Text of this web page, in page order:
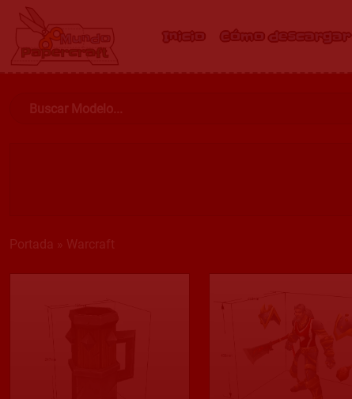
Inicio Cómo descargar
Portada Warcraft